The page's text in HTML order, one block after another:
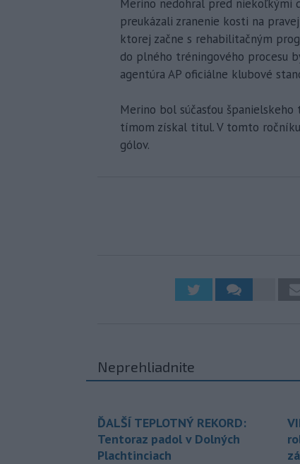
Merino nedohral pred niekoľkými
preukázali zranenie kosti na
ktorej začne s rehabilitačným
do plného tréningového procesu
agentúra AP oficiálne klubové
Merino bol súčasťou
tímom získal titul. V tomto
gólov.
Neprehliadnite
ĎALŠÍ TEPLOTNÝ REKORD:
Tentoraz padol v Dolných
Plachtinciach